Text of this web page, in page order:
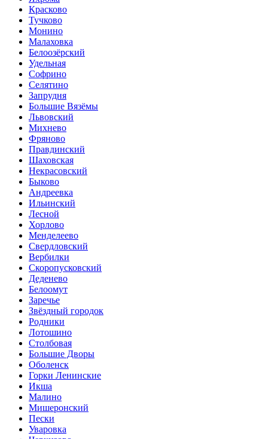
Красково
Тучково
Монино
Малаховка
Белоозёрский
Удельная
Софрино
Селятино
Запрудня
Большие Вязёмы
Львовский
Михнево
Фряново
Правдинский
Шаховская
Некрасовский
Быково
Андреевка
Ильинский
Лесной
Хорлово
Менделеево
Свердловский
Вербилки
Скоропусковский
Деденево
Белоомут
Заречье
Звёздный городок
Родники
Лотошино
Столбовая
Большие Дворы
Оболенск
Горки Ленинские
Икша
Малино
Мишеронский
Пески
Уваровка